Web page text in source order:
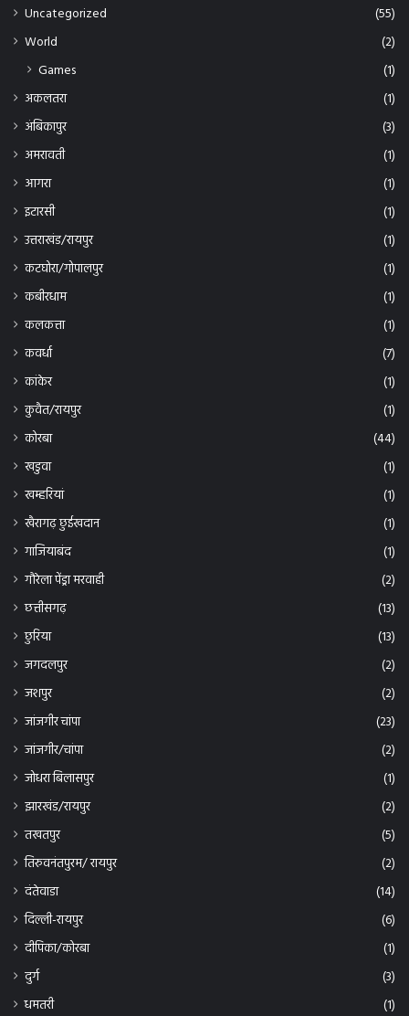
Uncategorized
(55)
World
(2)
Games (1)
अकलतरा
(1)
अंबिकापुर
(3)
अमरावती
(1)
आगरा
(1)
इटारसी
(1)
उत्तराखंड/रायपुर
(1)
कटघोरा/गोपालपुर
(1)
कबीरधाम
(1)
कलकत्ता
(1)
कवर्धा
(7)
कांकेर
(1)
कुवैत/रायपुर
(1)
कोरबा
(44)
खडुवा
(1)
खम्हरियां
(1)
खैरागढ़ छुईखदान
(1)
गाजियाबंद
(1)
गौरेला पेंड्रा मरवाही
(2)
छत्तीसगढ़
(13)
छुरिया
(13)
जगदलपुर
(2)
जशपुर
(2)
जांजगीर चांपा
(23)
जांजगीर/चांपा
(2)
जोधरा बिलासपुर
(1)
झारखंड/रायपुर
(2)
तखतपुर
(5)
तिरुवनंतपुरम/ रायपुर
(2)
दंतेवाडा
(14)
दिल्ली-रायपुर
(6)
दीपिका/कोरबा
(1)
दुर्ग
(3)
धमतरी
(1)